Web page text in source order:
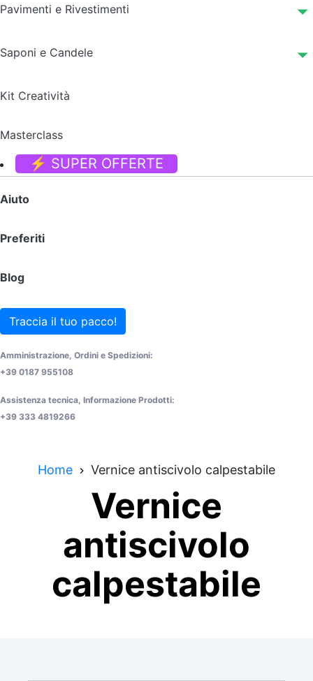
Pavimenti e Rivestimenti
Saponi e Candele
Kit Creatività
Masterclass
⚡ SUPER OFFERTE
Aiuto
Preferiti
Blog
Traccia il tuo pacco!
Amministrazione, Ordini e Spedizioni:
+39 0187 955108
Assistenza tecnica, Informazione Prodotti:
+39 333 4819266
Home Vernice antiscivolo calpestabile
Vernice
antiscivolo
calpestabile